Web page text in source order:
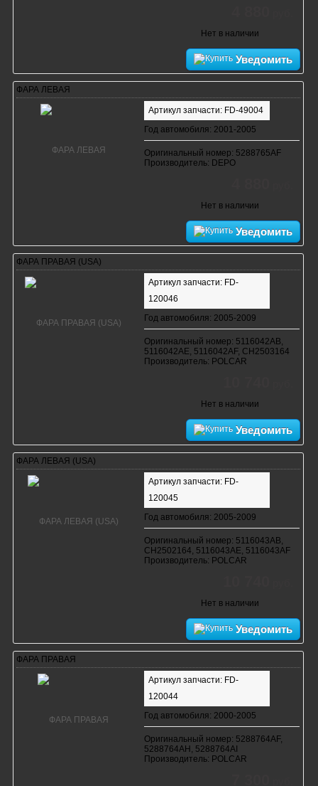
Нет в наличии
Уведомить
ФАРА ЛЕВАЯ
Артикул запчасти: FD-49004
Год автомобиля: 2001-2005
Оригинальный номер: 5288765AF
Производитель: DEPO
Нет в наличии
Уведомить
ФАРА ПРАВАЯ (USA)
Артикул запчасти: FD-
120046
Год автомобиля: 2005-2009
Оригинальный номер: 5116042AB,
5116042AE, 5116042AF, CH2503164
Производитель: POLCAR
Нет в наличии
Уведомить
ФАРА ЛЕВАЯ (USA)
Артикул запчасти: FD-
120045
Год автомобиля: 2005-2009
Оригинальный номер: 5116043AB,
CH2502164, 5116043AE, 5116043AF
Производитель: POLCAR
Нет в наличии
Уведомить
ФАРА ПРАВАЯ
Артикул запчасти: FD-
120044
Год автомобиля: 2000-2005
Оригинальный номер: 5288764AF,
5288764AH, 5288764AI
Производитель: POLCAR